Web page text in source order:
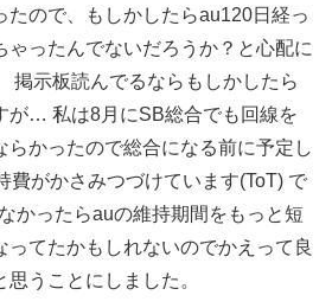
たので、もしかしたらau120日経っ
ゃったんでないだろうか？と心配に
掲示板読んでるならもしかしたら
が… 私は8月にSB総合でも回線を
らかったので総合になる前に予定し
費がかさみつづけています(ToT) で
かったらauの維持期間をもっと短
ってたかもしれないのでかえって良
うことにしました。